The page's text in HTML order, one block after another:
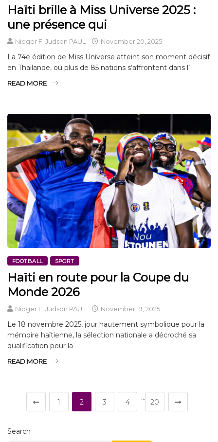
Haïti brille à Miss Universe 2025 :
une présence qui
Nidger F. Judson PAUL November 20, 2025
La 74e édition de Miss Universe atteint son moment décisif
en Thaïlande, où plus de 85 nations s’affrontent dans l’
READ MORE
FOOTBALL SPORT
Haïti en route pour la Coupe du
Monde 2026
Nidger F. Judson PAUL November 19, 2025
Le 18 novembre 2025, jour hautement symbolique pour la
mémoire haïtienne, la sélection nationale a décroché sa
qualification pour la
READ MORE
1 2 3 4
…
20
Search